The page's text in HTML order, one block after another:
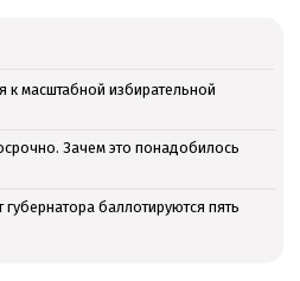
к масштабной избирательной
Зачем это понадобилось
баллотируются пять